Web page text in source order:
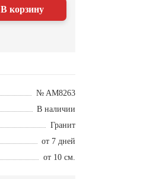
В корзину
№ AM8263
В наличии
Гранит
от 7 дней
от 10 см.